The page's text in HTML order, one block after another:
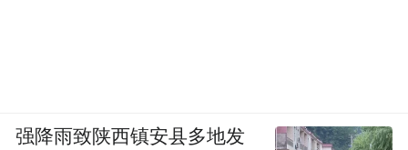
强降雨致陕西镇安县多地发